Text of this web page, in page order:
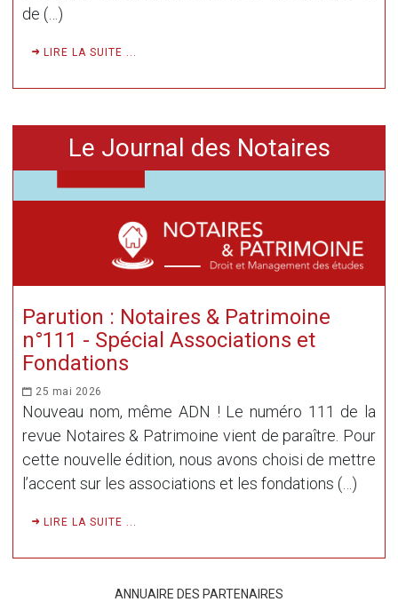
de (…)
LIRE LA SUITE ...
Le Journal des Notaires
Parution : Notaires & Patrimoine
n°111 - Spécial Associations et
Fondations
25 mai 2026
Nouveau nom, même ADN ! Le numéro 111 de la
revue Notaires & Patrimoine vient de paraître. Pour
cette nouvelle édition, nous avons choisi de mettre
l’accent sur les associations et les fondations (…)
LIRE LA SUITE ...
ANNUAIRE DES PARTENAIRES